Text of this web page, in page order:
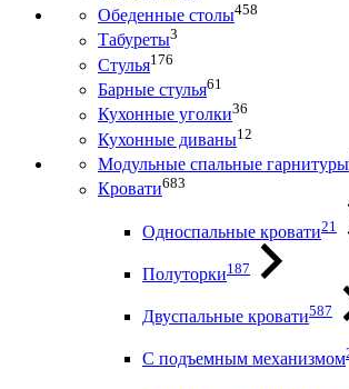
Обеденные столы458
Табуреты3
Стулья176
Барные стулья61
Кухонные уголки36
Кухонные диваны12
Модульные спальные гарнитуры
Кровати683
Односпальные кровати21
Полуторки187
Двуспальные кровати587
С подъемным механизмом